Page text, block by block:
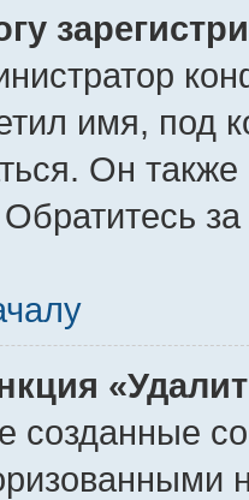
имя, под
Он
Обратитесь
созданные